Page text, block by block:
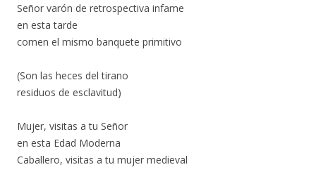
Señor varón de retrospectiva infame
en esta tarde
comen el mismo banquete primitivo
(Son las heces del tirano
residuos de esclavitud)
Mujer, visitas a tu Señor
en esta Edad Moderna
Caballero, visitas a tu mujer medieval